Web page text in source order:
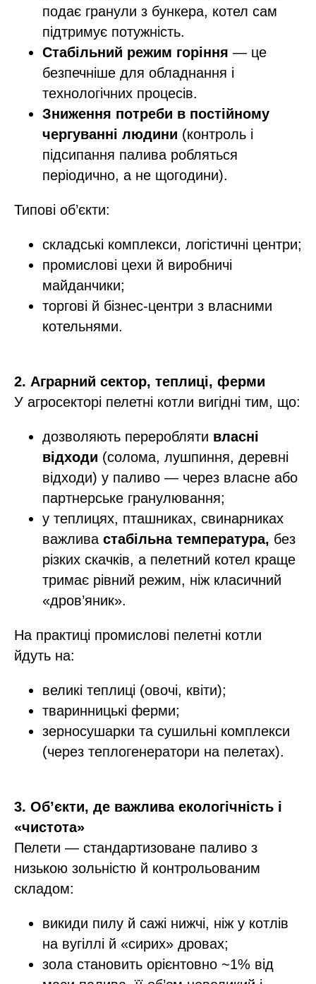
подає гранули з бункера, котел сам
підтримує потужність.​
Стабільний режим горіння — це
безпечніше для обладнання і
технологічних процесів.
Зниження потреби в постійному
чергуванні людини (контроль і
підсипання палива робляться
періодично, а не щогодини).​
Типові об’єкти:
складські комплекси, логістичні центри;
промислові цехи й виробничі
майданчики;
торгові й бізнес‑центри з власними
котельнями.
2. Аграрний сектор, теплиці, ферми
У агросекторі пелетні котли вигідні тим, що:
дозволяють переробляти власні
відходи (солома, лушпиння, деревні
відходи) у паливо — через власне або
партнерське гранулювання;​
у теплицях, пташниках, свинарниках
важлива стабільна температура, без
різких скачків, а пелетний котел краще
тримає рівний режим, ніж класичний
«дров’яник».​
На практиці промислові пелетні котли
йдуть на:
великі теплиці (овочі, квіти);
тваринницькі ферми;
зерносушарки та сушильні комплекси
(через теплогенератори на пелетах).​
3. Об’єкти, де важлива екологічність і
«чистота»
Пелети — стандартизоване паливо з
низькою зольністю й контрольованим
складом:
викиди пилу й сажі нижчі, ніж у котлів
на вугіллі й «сирих» дровах;​
зола становить орієнтовно ~1% від